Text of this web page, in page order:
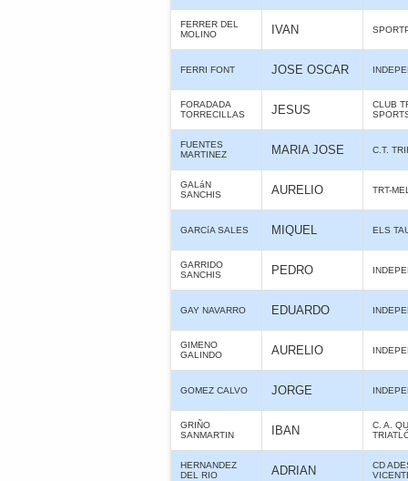
FERRER DEL
MOLINO
IVAN
FERRI FONT JOSE OSCAR
FORADADA
TORRECILLAS
JESUS
CLUB
FUENTES
MARTINEZ
MARIA JOSE C.T.
GALáN
SANCHIS
AURELIO TRT-
GARCíA SALES MIQUEL ELS
GARRIDO
SANCHIS
PEDRO
GAY NAVARRO EDUARDO
GIMENO
GALINDO
AURELIO
GOMEZ CALVO JORGE
GRIÑO
SANMARTIN
IBAN
C. A.
HERNANDEZ
DEL RIO
ADRIAN
CD